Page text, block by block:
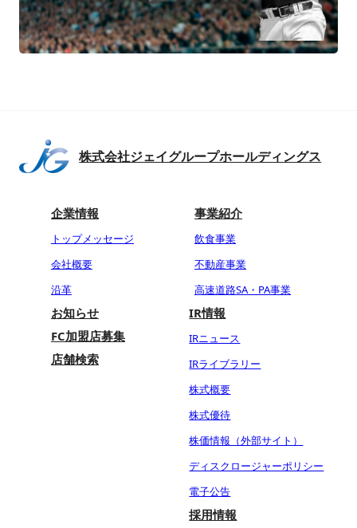
株式会社ジェイグループホールディングス
企業情報
トップメッセージ
会社概要
沿革
事業紹介
飲食事業
不動産事業
高速道路SA・PA事業
お知らせ
FC加盟店募集
店舗検索
IR情報
IRニュース
IRライブラリー
株式概要
株式優待
株価情報（外部サイト）
ディスクロージャーポリシー
電子公告
採用情報